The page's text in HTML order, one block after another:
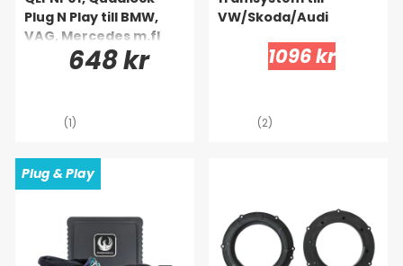
Plug N Play till BMW,
VAG, Mercedes m.fl
648 kr
(1)
VW/Skoda/Audi
1096 kr
(2)
Plug & Play